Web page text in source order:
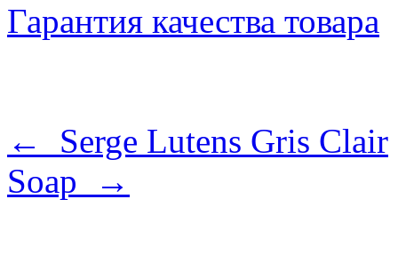
Гарантия качества товара
← Serge Lutens Gris Clair
Soap →